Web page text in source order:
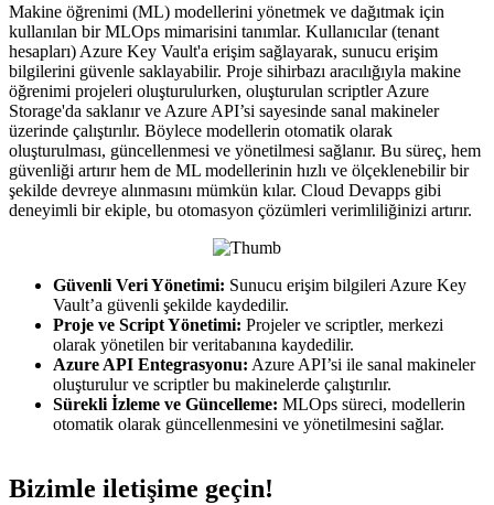
Makine öğrenimi (ML) modellerini yönetmek ve dağıtmak için
kullanılan bir MLOps mimarisini tanımlar. Kullanıcılar (tenant
hesapları) Azure Key Vault'a erişim sağlayarak, sunucu erişim
bilgilerini güvenle saklayabilir. Proje sihirbazı aracılığıyla makine
öğrenimi projeleri oluşturulurken, oluşturulan scriptler Azure
Storage'da saklanır ve Azure API’si sayesinde sanal makineler
üzerinde çalıştırılır. Böylece modellerin otomatik olarak
oluşturulması, güncellenmesi ve yönetilmesi sağlanır. Bu süreç, hem
güvenliği artırır hem de ML modellerinin hızlı ve ölçeklenebilir bir
şekilde devreye alınmasını mümkün kılar. Cloud Devapps gibi
deneyimli bir ekiple, bu otomasyon çözümleri verimliliğinizi artırır.
Güvenli Veri Yönetimi: Sunucu erişim bilgileri Azure Key
Vault’a güvenli şekilde kaydedilir.
Proje ve Script Yönetimi: Projeler ve scriptler, merkezi
olarak yönetilen bir veritabanına kaydedilir.
Azure API Entegrasyonu: Azure API’si ile sanal makineler
oluşturulur ve scriptler bu makinelerde çalıştırılır.
Sürekli İzleme ve Güncelleme: MLOps süreci, modellerin
otomatik olarak güncellenmesini ve yönetilmesini sağlar.
Bizimle iletişime geçin!